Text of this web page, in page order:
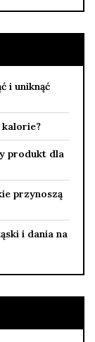
i uniknąć
kalorie?
produkt dla
przynoszą
i dania na